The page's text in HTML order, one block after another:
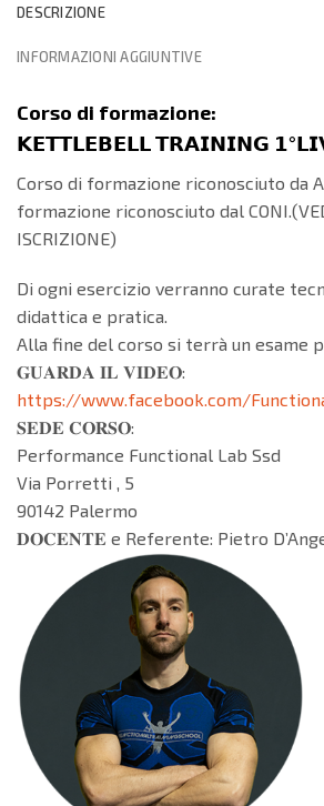
DESCRIZIONE
INFORMAZIONI AGGIUNTIVE
Corso di formazione:
𝗞𝗘𝗧𝗧𝗟𝗘𝗕𝗘𝗟𝗟 𝗧𝗥𝗔𝗜𝗡𝗜𝗡𝗚
Corso di formazione riconosciuto da
formazione riconosciuto dal
ISCRIZIONE)
Di ogni esercizio verranno curate
didattica e pratica.
Alla fine del corso si terrà un esame
𝐆𝐔𝐀𝐑𝐃𝐀 𝐈𝐋 𝐕𝐈𝐃𝐄𝐎:
https://www.facebook.com/
𝐒𝐄𝐃𝐄 𝐂𝐎𝐑𝐒𝐎:
Performance Functional Lab Ssd
Via Porretti , 5
90142 Palermo
𝐃𝐎𝐂𝐄𝐍𝐓𝐄 e Referente: Pietro